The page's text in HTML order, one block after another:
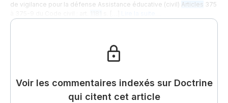
de vigilance pour la défense Assistance éducative (civil) Articles 375
Voir les commentaires indexés sur Doctrine
qui citent cet article